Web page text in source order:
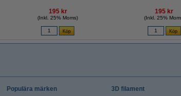
195 kr
(Inkl. 25% Moms)
195 kr
(Inkl. 25%
Populära märken
3D filament